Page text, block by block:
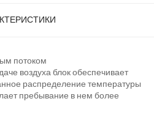
потоком
воздуха блок обеспечивает
распределение температуры
пребывание в нем более